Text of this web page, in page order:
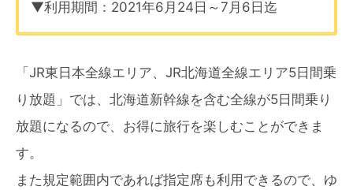
▼利用期間：2021年6月24日～7月6日迄
「JR東日本全線エリア、JR北海道全線エリア5日間乗
り放題」では、北海道新幹線を含む全線が5日間乗り
放題になるので、お得に旅行を楽しむことができま
す。
また規定範囲内であれば指定席も利用できるので、ゆ